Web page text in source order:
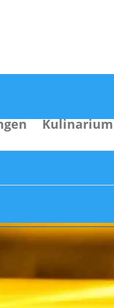
Kulinarium